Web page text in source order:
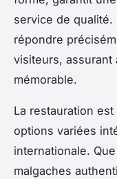
service de
répondre
visiteurs,
mémorable.
La restauration
options variées
internationale.
malgaches